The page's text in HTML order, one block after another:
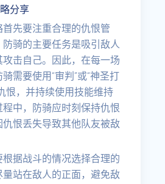
分享
首先要注重合理的仇恨管
骑的主要任务是吸引敌人
击自己。因此，在每一场
需要使用“审判”或“神圣打
恨，并持续使用技能维持
中，防骑应时刻保持仇恨
仇恨丢失导致其他队友被敌
据战斗的情况选择合理的
站在敌人的正面，避免敌